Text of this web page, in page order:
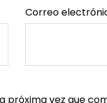
Correo
próxima vez que